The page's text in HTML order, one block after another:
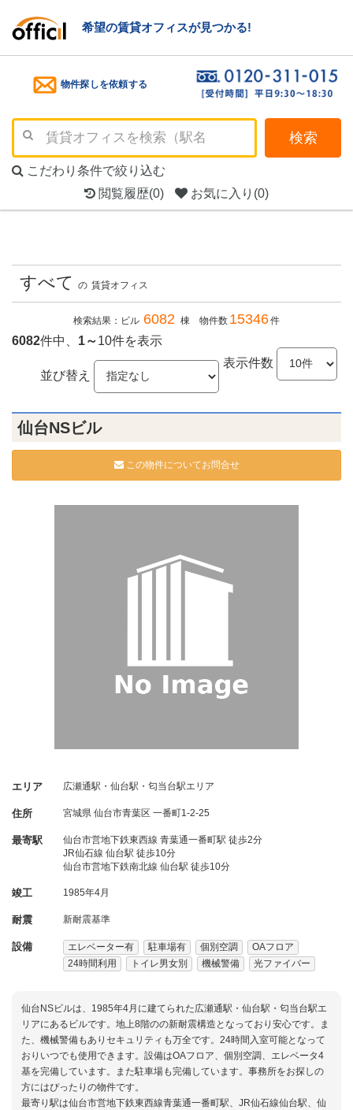
希望の賃貸オフィスが見つかる!
物件探しを依頼する
検索
こだわり条件で絞り込む
閲覧履歴(0) お気に入り (0)
すべて の 賃貸オフィス
検索結果：ビル 6082 棟 物件数 15346件
6082件中、 1～10件を表示
表示件数
並び替え
仙台NSビル
この物件についてお問合せ
エリア 広瀬通駅・仙台駅・匂当台駅エリア
住所 宮城県 仙台市青葉区 一番町1-2-25
最寄駅
仙台市営地下鉄東西線 青葉通一番町駅 徒歩2分
JR仙石線 仙台駅 徒歩10分
仙台市営地下鉄南北線 仙台駅 徒歩10分
竣工 1985年4月
耐震 新耐震基準
設備 エレベーター有 駐車場有 個別空調
OAフロア
24時間利用
トイレ男女別 機械警備 光ファイバー
仙台NSビルは、1985年4月に建てられた広瀬通駅・仙台駅・匂当台駅エ
リアにあるビルです。地上8階のの新耐震構造となっており安心です。ま
た、機械警備もありセキュリティも万全です。24時間入室可能となって
おりいつでも使用できます。設備はOAフロア、個別空調、エレベータ4
基を完備しています。また駐車場も完備しています。事務所をお探しの
方にはぴったりの物件です。
最寄り駅は仙台市営地下鉄東西線青葉通一番町駅、JR仙石線仙台駅、仙